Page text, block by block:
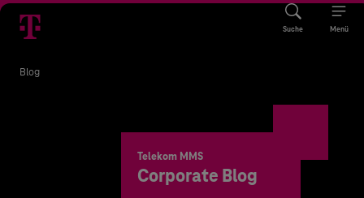
Suche Menü
Blog
Telekom MMS
Corporate Blog